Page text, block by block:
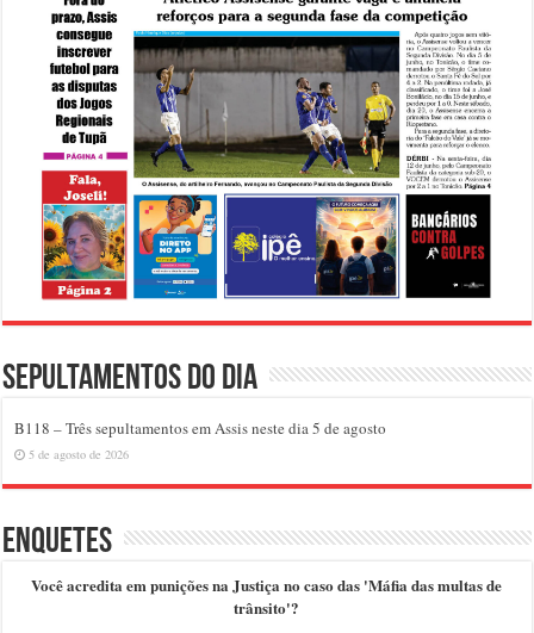
Sepultamentos do dia
B118 – Três sepultamentos em Assis neste dia 5 de agosto
5 de agosto de 2026
Enquetes
Você acredita em punições na Justiça no caso das 'Máfia das multas de
trânsito'?